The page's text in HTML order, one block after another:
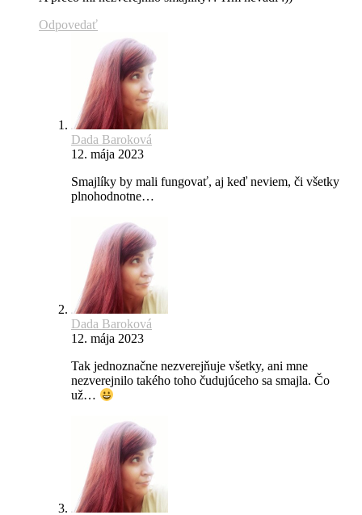
Odpovedať
Dada Baroková
12. mája 2023
Smajlíky by mali fungovať, aj keď neviem, či všetky
plnohodnotne…
Dada Baroková
12. mája 2023
Tak jednoznačne nezverejňuje všetky, ani mne
nezverejnilo takého toho čudujúceho sa smajla. Čo
už…